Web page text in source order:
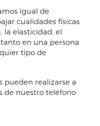
igual de
cualidades físicas
la elasticidad, el
en una persona
tipo de
pueden realizarse a
de nuestro teléfono